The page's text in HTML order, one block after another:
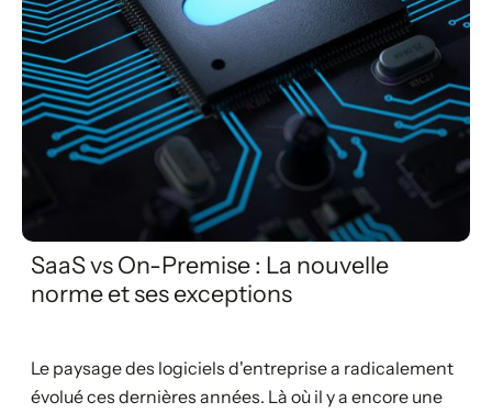
SaaS vs On-Premise : La nouvelle
norme et ses exceptions
Le paysage des logiciels d'entreprise a radicalement
évolué ces dernières années. Là où il y a encore une